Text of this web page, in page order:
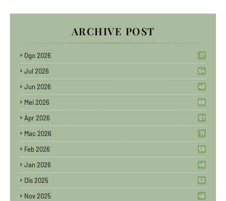
ARCHIVE POST
Ogo 2026 17
Jul 2026 54
Jun 2026 49
Mei 2026 68
Apr 2026 57
Mac 2026 71
Feb 2026 59
Jan 2026 49
Dis 2025 53
Nov 2025 46